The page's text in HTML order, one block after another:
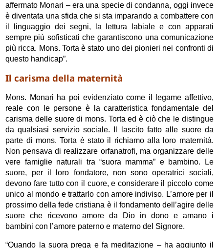
affermato Monari – era una specie di condanna, oggi invece
è diventata una sfida che si sta imparando a combattere con
il linguaggio dei segni, la lettura labiale e con apparati
sempre più sofisticati che garantiscono una comunicazione
più ricca. Mons. Torta è stato uno dei pionieri nei confronti di
questo handicap”.
Il carisma della maternità
Mons. Monari ha poi evidenziato come il legame affettivo,
reale con le persone è la caratteristica fondamentale del
carisma delle suore di mons. Torta ed è ciò che le distingue
da qualsiasi servizio sociale. Il lascito fatto alle suore da
parte di mons. Torta è stato il richiamo alla loro maternità.
Non pensava di realizzare orfanatrofi, ma organizzare delle
vere famiglie naturali tra “suora mamma” e bambino. Le
suore, per il loro fondatore, non sono operatrici sociali,
devono fare tutto con il cuore, e considerare il piccolo come
unico al mondo e trattarlo con amore indiviso. L’amore per il
prossimo della fede cristiana è il fondamento dell’agire delle
suore che ricevono amore da Dio in dono e amano i
bambini con l’amore paterno e materno del Signore.
“Quando la suora prega e fa meditazione – ha aggiunto il